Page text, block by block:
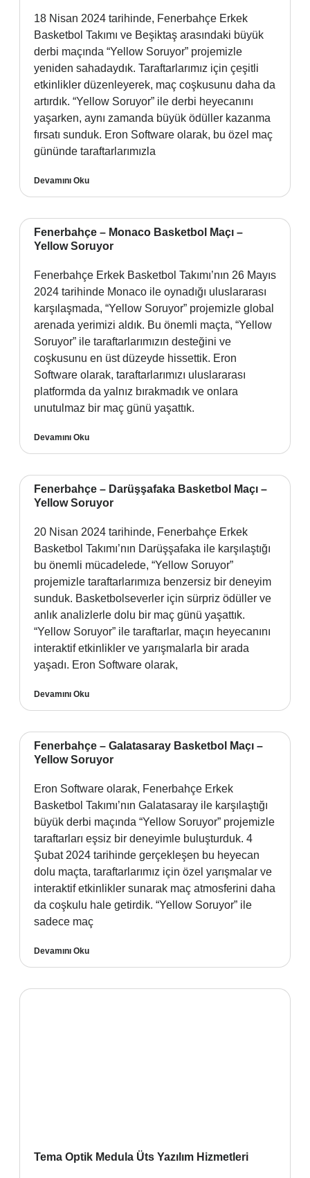
18 Nisan 2024 tarihinde, Fenerbahçe Erkek
Basketbol Takımı ve Beşiktaş arasındaki büyük
derbi maçında “Yellow Soruyor” projemizle
yeniden sahadaydık. Taraftarlarımız için çeşitli
etkinlikler düzenleyerek, maç coşkusunu daha da
artırdık. “Yellow Soruyor” ile derbi heyecanını
yaşarken, aynı zamanda büyük ödüller kazanma
fırsatı sunduk. Eron Software olarak, bu özel maç
gününde taraftarlarımızla
Devamını Oku
Fenerbahçe – Monaco Basketbol Maçı –
Yellow Soruyor
Fenerbahçe Erkek Basketbol Takımı’nın 26 Mayıs
2024 tarihinde Monaco ile oynadığı uluslararası
karşılaşmada, “Yellow Soruyor” projemizle global
arenada yerimizi aldık. Bu önemli maçta, “Yellow
Soruyor” ile taraftarlarımızın desteğini ve
coşkusunu en üst düzeyde hissettik. Eron
Software olarak, taraftarlarımızı uluslararası
platformda da yalnız bırakmadık ve onlara
unutulmaz bir maç günü yaşattık.
Devamını Oku
Fenerbahçe – Darüşşafaka Basketbol Maçı –
Yellow Soruyor
20 Nisan 2024 tarihinde, Fenerbahçe Erkek
Basketbol Takımı’nın Darüşşafaka ile karşılaştığı
bu önemli mücadelede, “Yellow Soruyor”
projemizle taraftarlarımıza benzersiz bir deneyim
sunduk. Basketbolseverler için sürpriz ödüller ve
anlık analizlerle dolu bir maç günü yaşattık.
“Yellow Soruyor” ile taraftarlar, maçın heyecanını
interaktif etkinlikler ve yarışmalarla bir arada
yaşadı. Eron Software olarak,
Devamını Oku
Fenerbahçe – Galatasaray Basketbol Maçı –
Yellow Soruyor
Eron Software olarak, Fenerbahçe Erkek
Basketbol Takımı’nın Galatasaray ile karşılaştığı
büyük derbi maçında “Yellow Soruyor” projemizle
taraftarları eşsiz bir deneyimle buluşturduk. 4
Şubat 2024 tarihinde gerçekleşen bu heyecan
dolu maçta, taraftarlarımız için özel yarışmalar ve
interaktif etkinlikler sunarak maç atmosferini daha
da coşkulu hale getirdik. “Yellow Soruyor” ile
sadece maç
Devamını Oku
Tema Optik Medula Üts Yazılım Hizmetleri